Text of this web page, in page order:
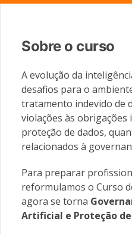
Sobre o curso
A evolução da
desafios para o
tratamento indevido de
violações às obrigações
proteção de dados,
relacionados à
Para preparar
reformulamos o Curso
agora se torna
Artificial e Proteção de